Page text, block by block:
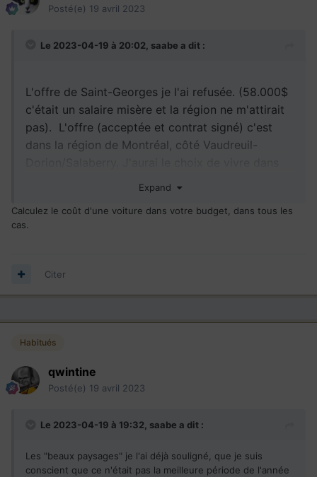
Posté(e) 19 avril 2023
Le 2023-04-19 à 20:02, saabe a dit :
L'offre de Saint-Georges je l'ai refusée. (58.000$
c'était un salaire misère et la région ne m'attirait
pas). L'offre (acceptée et contrat signé) c'est
dans la région de Montréal, côté Vaudreuil-
ou l'extrême ouest de l'île de Montréal), mais je
vois déjà que ça va être difficile à Vaudreuil.
Expand
Calculez le coût d'une voiture dans votre budget, dans tous les
cas.
Citer
Habitués
qwintine
Posté(e) 19 avril 2023
Le 2023-04-19 à 19:32, saabe a dit :
Les "beaux paysages" je l'ai déjà souligné, que je suis
conscient que ce n'était pas la meilleure période de l'année